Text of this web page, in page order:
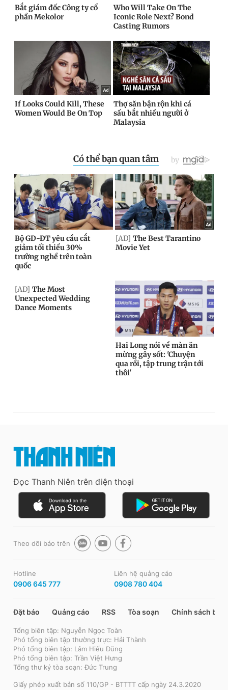
Đọc Thanh Niên trên điện thoại
Theo dõi báo trên
Hotline
0906 645 777
Liên hệ quảng cáo
0908 780 404
Đặt báo Quảng cáo RSS Tòa soạn Chính sách bảo
Tổng biên tập: Nguyễn Ngọc Toàn
Phó tổng biên tập thường trực: Hải Thành
Phó tổng biên tập: Lâm Hiếu Dũng
Phó tổng biên tập: Trần Việt Hưng
Tổng thư ký tòa soạn: Đức Trung
Giấy phép xuất bản số 110/GP - BTTTT cấp ngày 24.3.2020